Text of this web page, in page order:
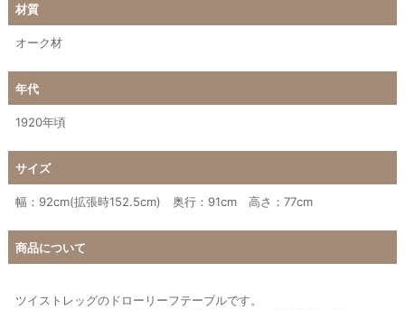
材質
オーク材
年代
1920年頃
サイズ
幅：92cm(拡張時152.5cm) 奥行：91cm 高さ：77cm
商品について
ツイストレッグのドローリーフテーブルです。